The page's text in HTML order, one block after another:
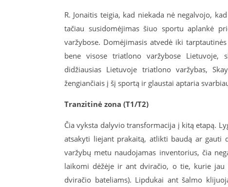
R. Jonaitis teigia, kad niekada nė negalvojo,
tačiau susidomėjimas šiuo sportu aplankė
varžybose. Domėjimasis atvedė iki
bene visose triatlono varžybose Lietuvoje,
didžiausias Lietuvoje triatlono varžybas,
žengiančiais į šį sportą ir glaustai aptaria
Tranzitinė zona (T1/T2)
Čia vyksta dalyvio transformacija į kitą etapą.
atsakyti liejant prakaitą, atlikti baudą ar gauti
varžybų metu naudojamas inventorius, čia
laikomi dėžėje ir ant dviračio, o tie, kurie
dviračio bateliams). Lipdukai ant šalmo